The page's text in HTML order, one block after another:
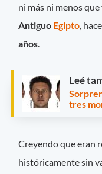
ni más ni menos
Antiguo Egipto ,
años
Leé
tres
Creyendo que eran
históricamente sin